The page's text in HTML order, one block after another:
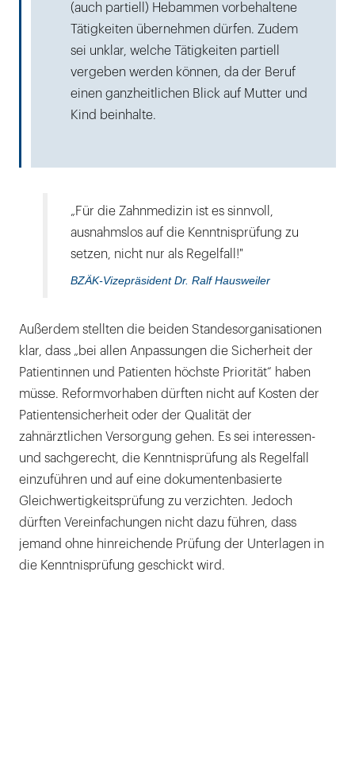
(auch partiell) Hebammen vorbehaltene
Tätigkeiten übernehmen dürfen. Zudem
sei unklar, welche Tätigkeiten partiell
vergeben werden können, da der Beruf
einen ganzheitlichen Blick auf Mutter und
Kind beinhalte.
„Für die Zahnmedizin ist es sinnvoll,
ausnahmslos auf die Kenntnisprüfung zu
setzen, nicht nur als Regelfall!"
BZÄK-Vizepräsident Dr. Ralf Hausweiler
Außerdem stellten die beiden Standesorganisationen
klar, dass „bei allen Anpassungen die Sicherheit der
Patientinnen und Patienten höchste Priorität“ haben
müsse. Reformvorhaben dürften nicht auf Kosten der
Patientensicherheit oder der Qualität der
zahnärztlichen Versorgung gehen. Es sei interessen-
und sachgerecht, die Kenntnisprüfung als Regelfall
einzuführen und auf eine dokumentenbasierte
Gleichwertigkeitsprüfung zu verzichten. Jedoch
dürften Vereinfachungen nicht dazu führen, dass
jemand ohne hinreichende Prüfung der Unterlagen in
die Kenntnisprüfung geschickt wird.